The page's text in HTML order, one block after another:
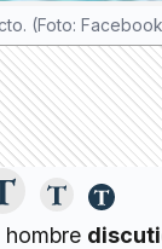
(Foto:
hombre